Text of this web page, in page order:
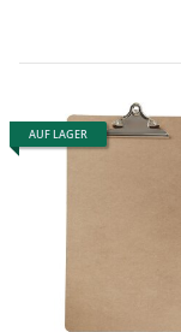
AUF LAGER